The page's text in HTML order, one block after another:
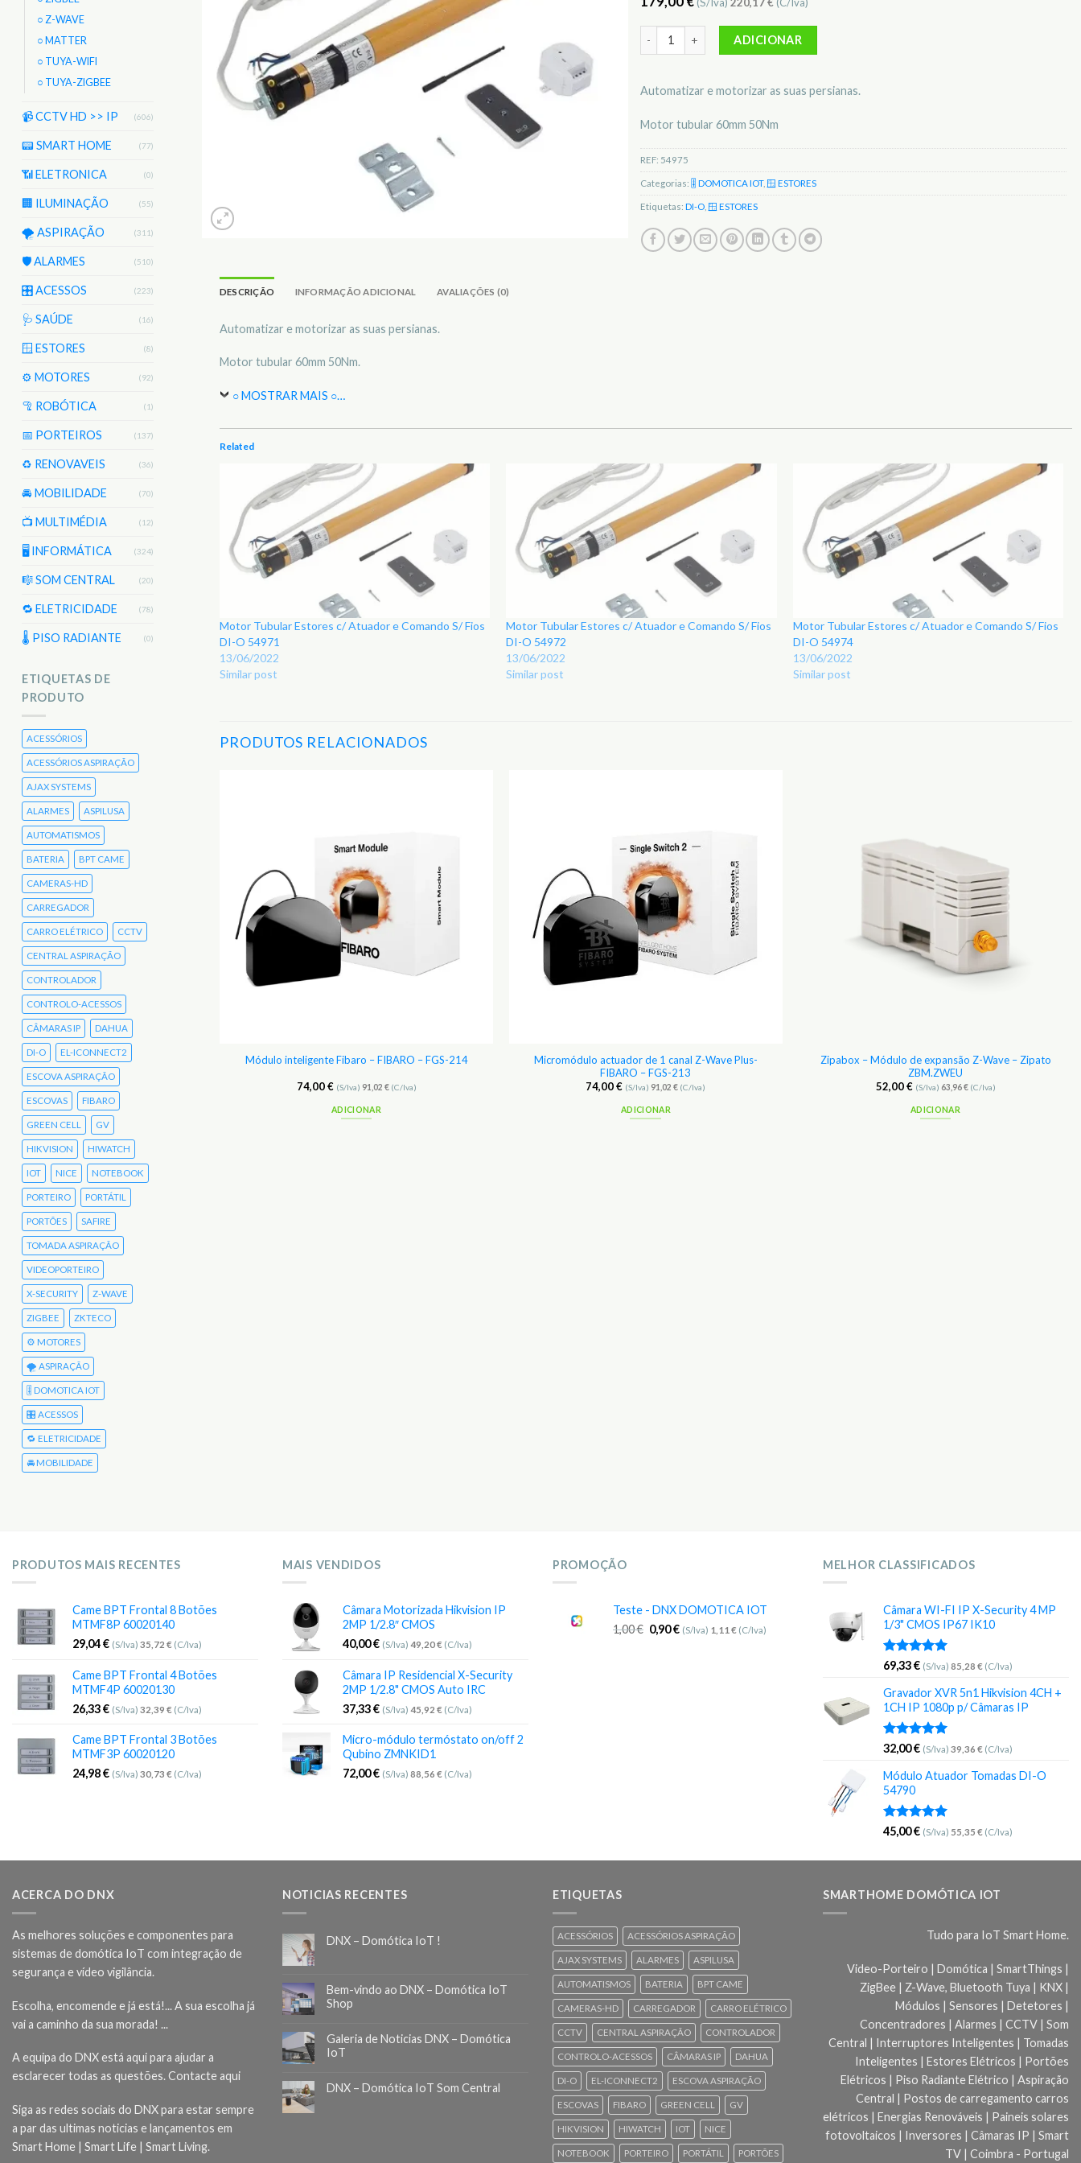
○ Z-WAVE
○ MATTER
○ TUYA-WIFI
○ TUYA-ZIGBEE
📹 CCTV HD >> IP (606)
📟 SMART HOME (77)
📶 ELETRONICA (0)
🏢 ILUMINAÇÃO (55)
🌪️ ASPIRAÇÃO (311)
🛡️ ALARMES (510)
🎛️ ACESSOS (223)
🩺 SAÚDE (16)
🪟 ESTORES (8)
⚙️ MOTORES (92)
🦿 ROBÓTICA (1)
📅 PORTEIROS (137)
♻️ RENOVAVEIS (36)
🚘 MOBILIDADE (70)
📺 MULTIMÉDIA (12)
🖥️ INFORMÁTICA (324)
🎼 SOM CENTRAL (20)
🔁 ELETRICIDADE (78)
🌡 PISO RADIANTE (0)
ETIQUETAS DE
PRODUTO
ACESSÓRIOS
ACESSÓRIOS ASPIRAÇÃO
AJAX SYSTEMS
ALARMES ASPILUSA
AUTOMATISMOS
BATERIA BPT CAME
CAMERAS-HD
CARREGADOR
CARRO ELÉTRICO CCTV
CENTRAL ASPIRAÇÃO
CONTROLADOR
CONTROLO-ACESSOS
CÂMARAS IP DAHUA
DI-O EL-ICONNECT2
ESCOVA ASPIRAÇÃO
ESCOVAS FIBARO
GREEN CELL GV
HIKVISION HIWATCH
IOT NICE NOTEBOOK
PORTEIRO PORTÁTIL
PORTÕES SAFIRE
TOMADA ASPIRAÇÃO
VIDEOPORTEIRO
X-SECURITY Z-WAVE
ZIGBEE ZKTECO
⚙️ MOTORES
🌪️ ASPIRAÇÃO
🎚️ DOMOTICA IOT
🎛️ ACESSOS
🔁 ELETRICIDADE
🚘 MOBILIDADE
(S/Iva) 220,17€ (C/Iva)
Quantidade de Motor Tubular p/ Estores c/ Atuador e Comando S/ Fios DI-O 54975
ADICIONAR
Automatizar e motorizar as suas persianas.
Motor tubular 60mm 50Nm
REF: 54975
Categorias: 🎚️ DOMOTICA IOT, 🪟 ESTORES
Etiquetas: DI-O 🪟 ESTORES
DESCRIÇÃO INFORMAÇÃO ADICIONAL AVALIAÇÕES (0)
Automatizar e motorizar as suas persianas.
Motor tubular 60mm 50Nm.
○ MOSTRAR MAIS ○…
Related
Motor Tubular Estores c/ Atuador e Comando S/ Fios
DI-O 54971
13/06/2022
Similar post
Motor Tubular Estores c/ Atuador e Comando S/ Fios
DI-O 54972
13/06/2022
Similar post
Motor Tubular Estores c/ Atuador e Comando S/ Fios
DI-O 54974
13/06/2022
Similar post
PRODUTOS RELACIONADOS
Módulo inteligente Fibaro – FIBARO – FGS-214
74,00€ (S/Iva) 91,02 €(C/Iva)
ADICIONAR
Micromódulo actuador de 1 canal Z-Wave Plus-
FIBARO – FGS-213
74,00€ (S/Iva)91,02€ (C/Iva)
ADICIONAR
Zipabox – Módulo de expansão Z-Wave – Zipato
ZBM.ZWEU
52,00€ (S/Iva) 63,96€(C/Iva)
ADICIONAR
Módulo de expansão KNX – Zipato
ZBM.KNX
136,00€ (S/Iva)167,28€(C/Iva)
ADICIONAR
PRODUTOS MAIS RECENTES
Came BPT Frontal 8 Botões
MTMF8P 60020140
29,04€ (S/Iva) 35,72 € (C/Iva)
Came BPT Frontal 4 Botões
MTMF4P 60020130
26,33€ (S/Iva) 32,39 € (C/Iva)
Came BPT Frontal 3 Botões
MTMF3P 60020120
24,98€ (S/Iva) 30,73 € (C/Iva)
MAIS VENDIDOS
Câmara Motorizada Hikvision IP
2MP 1/2.8″ CMOS
40,00€ (S/Iva) 49,20€ (C/Iva)
Câmara IP Residencial X-Security
2MP 1/2.8" CMOS Auto IRC
37,33€ (S/Iva) 45,92 € (C/Iva)
Micro-módulo termóstato on/off 2
Qubino ZMNKID1
72,00€ (S/Iva) 88,56 € (C/Iva)
PROMOÇÃO
Teste - DNX DOMOTICA IOT
1,00€ 0,90€ (S/Iva) 1,11€ (C/Iva)
MELHOR CLASSIFICADOS
Câmara WI-FI IP X-Security 4 MP
1/3" CMOS IP67 IK10
Avaliação
69,33€ (S/Iva) 85,28 € (C/Iva)
Gravador XVR 5n1 Hikvision 4CH +
1CH IP 1080p p/ Câmaras IP
Avaliação
32,00€ (S/Iva) 39,36 € (C/Iva)
Módulo Atuador Tomadas DI-O
54790
Avaliação
45,00€ (S/Iva) 55,35 € (C/Iva)
ACERCA DO DNX
As melhores soluções e componentes para
sistemas de domótica IoT com integração de
segurança e vídeo vigilância.
Escolha, encomende e já está!... A sua escolha já
vai a caminho da sua morada! ...
A equipa do DNX está aqui para ajudar a
esclarecer todas as questões.Contacte aqui
Siga as redes sociais do DNX para estar sempre
a par das ultimas noticias e lançamentos em
Smart Home | Smart Life | Smart Living.
NOTICIAS RECENTES
DNX – Domótica IoT !
Bem-vindo ao DNX – Domótica IoT
Shop
Galeria de Noticias DNX – Domótica
IoT
DNX – Domótica IoT Som Central
ETIQUETAS
ACESSÓRIOS ACESSÓRIOS ASPIRAÇÃO
AJAX SYSTEMS ALARMES ASPILUSA
AUTOMATISMOS BATERIA BPT CAME
CAMERAS-HD CARREGADOR CARRO ELÉTRICO
CCTV CENTRAL ASPIRAÇÃO CONTROLADOR
CONTROLO-ACESSOS CÂMARAS IP DAHUA
DI-O EL-ICONNECT2 ESCOVA ASPIRAÇÃO
ESCOVAS FIBARO GREEN CELL GV
HIKVISION HIWATCH IOT NICE
NOTEBOOK PORTEIRO PORTÁTIL PORTÕES
SMARTHOME DOMÓTICA IOT
Tudo para IoT Smart Home.
Video-Porteiro | Domótica | SmartThings |
ZigBee | Z-Wave, Bluetooth Tuya | KNX |
Módulos | Sensores | Detetores |
Concentradores | Alarmes | CCTV | Som
Central | Interruptores Inteligentes | Tomadas
Inteligentes | Estores Elétricos | Portões
Elétricos | Piso Radiante Elétrico | Aspiração
Central | Postos de carregamento carros
elétricos | Energias Renováveis | Paineis solares
fotovoltaicos | Inversores | Câmaras IP | Smart
TV | Coimbra - Portugal